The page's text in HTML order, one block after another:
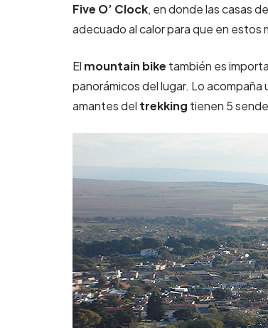
Five O’ Clock, en donde las casas
adecuado al calor para que en
El mountain bike también es
panorámicos del lugar. Lo
amantes del trekking tienen 5